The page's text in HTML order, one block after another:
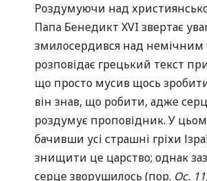
Роздумуючи над
Папа Бенедикт XVI звертає
змилосердився над немічним
розповідає грецький текст
що просто мусив щось
він знав, що робити, адже
роздумує проповідник. У
бачивши усі страшні гріхи
знищити це царство; однак
серце зворушилось (пор. Ос.